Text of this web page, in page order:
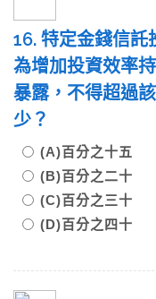
16. 特定金錢信託
為增加投資效率
暴露，不得超過
少？
(A)百分之十五
(B)百分之二十
(C)百分之三十
(D)百分之四十